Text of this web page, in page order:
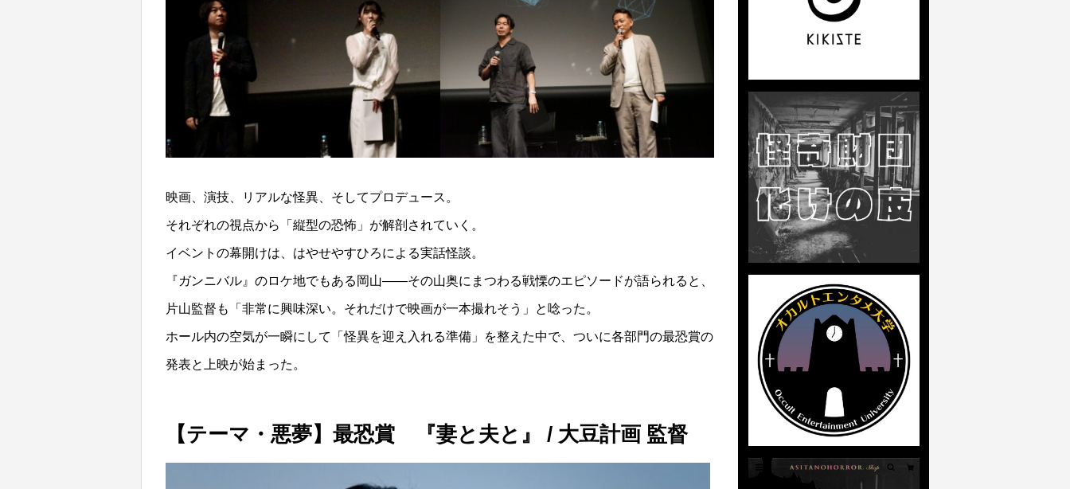
映画、演技、リアルな怪異、そしてプロデュース。
それぞれの視点から「縦型の恐怖」が解剖されていく。
イベントの幕開けは、はやせやすひろによる実話怪談。
『ガンニバル』のロケ地でもある岡山——その山奥にまつわる戦慄のエピソードが語られると、
片山監督も「非常に興味深い。それだけで映画が一本撮れそう」と唸った。
ホール内の空気が一瞬にして「怪異を迎え入れる準備」を整えた中で、ついに各部門の最恐賞の
発表と上映が始まった。
【テーマ・悪夢】最恐賞 『妻と夫と』 / 大豆計画 監督